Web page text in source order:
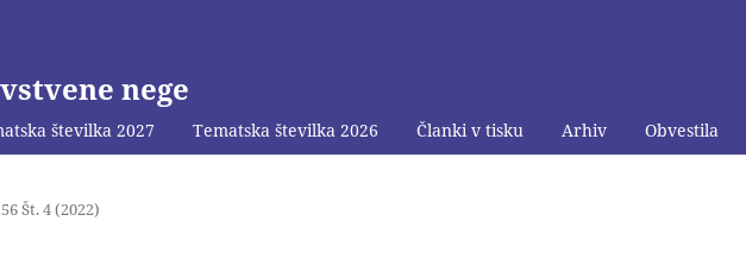
nege
številka 2027 Tematska številka 2026 Članki v tisku Arhiv Obvestila
Št. 4 (2022)